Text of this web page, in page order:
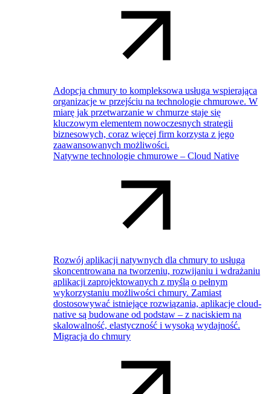
Adopcja chmury to kompleksowa usługa wspierająca
organizacje w przejściu na technologie chmurowe. W
miarę jak przetwarzanie w chmurze staje się
kluczowym elementem nowoczesnych strategii
biznesowych, coraz więcej firm korzysta z jego
zaawansowanych możliwości.
Natywne technologie chmurowe – Cloud Native
Rozwój aplikacji natywnych dla chmury to usługa
skoncentrowana na tworzeniu, rozwijaniu i wdrażaniu
aplikacji zaprojektowanych z myślą o pełnym
wykorzystaniu możliwości chmury. Zamiast
dostosowywać istniejące rozwiązania, aplikacje cloud-
native są budowane od podstaw – z naciskiem na
skalowalność, elastyczność i wysoką wydajność.
Migracja do chmury